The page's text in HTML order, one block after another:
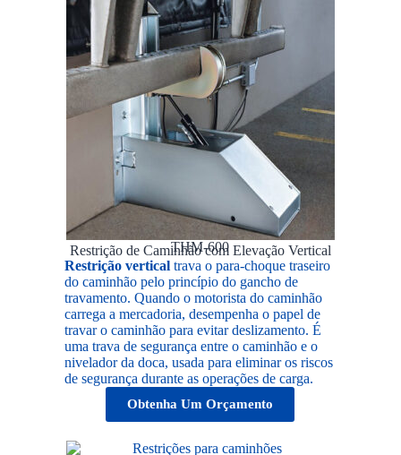
THM-600
Restrição de Caminhão com Elevação Vertical
Restrição verticaltrava o para-choque traseiro
do caminhão pelo princípio do gancho de
travamento. Quando o motorista do caminhão
carrega a mercadoria, desempenha o papel de
travar o caminhão para evitar deslizamento. É
uma trava de segurança entre o caminhão e o
nivelador da doca, usada para eliminar os riscos
de segurança durante as operações de carga.
Obtenha Um Orçamento